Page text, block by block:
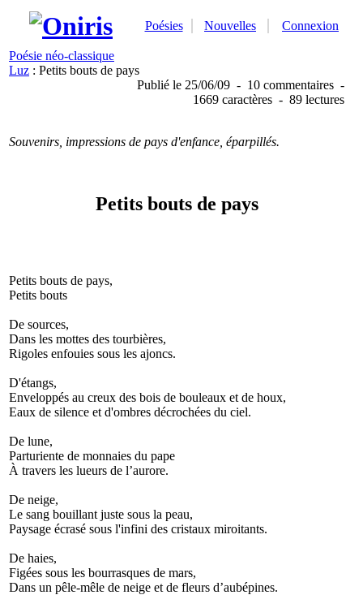
Poésies Nouvelles Connexion
Poésie néo-classique
Luz : Petits bouts de pays
Publié le 25/06/09 - 10 commentaires -
1669 caractères - 89 lectures
Souvenirs, impressions de pays d'enfance, éparpillés.
Petits bouts de pays
Petits bouts de pays,
Petits bouts
De sources,
Dans les mottes des tourbières,
Rigoles enfouies sous les ajoncs.
D'étangs,
Enveloppés au creux des bois de bouleaux et de houx,
Eaux de silence et d'ombres décrochées du ciel.
De lune,
Parturiente de monnaies du pape
À travers les lueurs de l’aurore.
De neige,
Le sang bouillant juste sous la peau,
Paysage écrasé sous l'infini des cristaux miroitants.
De haies,
Figées sous les bourrasques de mars,
Dans un pêle-mêle de neige et de fleurs d’aubépines.